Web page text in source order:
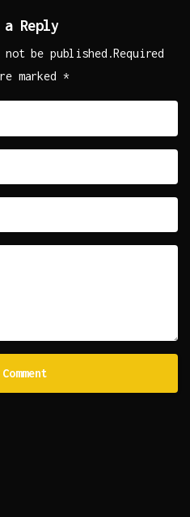
a Reply
be published.Required
marked *